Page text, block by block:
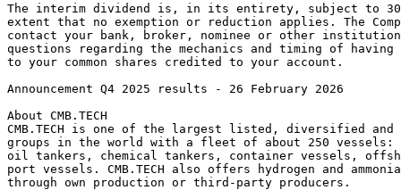
The interim dividend is, in its entirety, subject to
extent that no exemption or reduction applies. The
contact your bank, broker, nominee or other
questions regarding the mechanics and timing of
to your common shares credited to your account.
Announcement Q4 2025 results - 26 February 2026
About CMB.TECH
CMB.TECH is one of the largest listed, diversified
groups in the world with a fleet of about 250 vessels:
oil tankers, chemical tankers, container vessels,
port vessels. CMB.TECH also offers hydrogen and
through own production or third-party producers.